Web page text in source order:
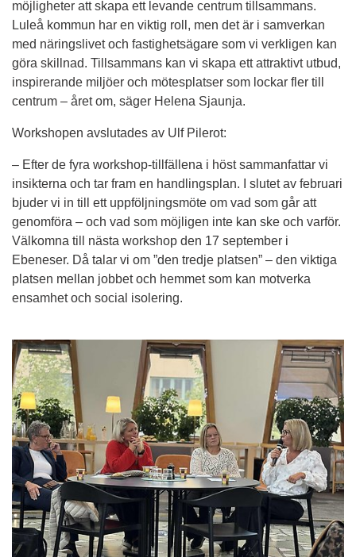
möjligheter att skapa ett levande centrum tillsammans.
Luleå kommun har en viktig roll, men det är i samverkan
med näringslivet och fastighetsägare som vi verkligen kan
göra skillnad. Tillsammans kan vi skapa ett attraktivt utbud,
inspirerande miljöer och mötesplatser som lockar fler till
centrum – året om, säger Helena Sjaunja.
Workshopen avslutades av Ulf Pilerot:
– Efter de fyra workshop-tillfällena i höst sammanfattar vi
insikterna och tar fram en handlingsplan. I slutet av februari
bjuder vi in till ett uppföljningsmöte om vad som går att
genomföra – och vad som möjligen inte kan ske och varför.
Välkomna till nästa workshop den 17 september i
Ebeneser. Då talar vi om ”den tredje platsen” – den viktiga
platsen mellan jobbet och hemmet som kan motverka
ensamhet och social isolering.